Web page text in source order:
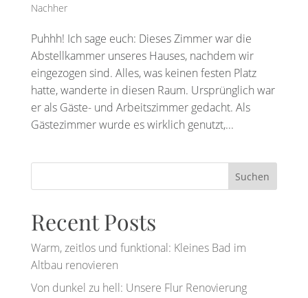
Nachher
Puhhh! Ich sage euch: Dieses Zimmer war die
Abstellkammer unseres Hauses, nachdem wir
eingezogen sind. Alles, was keinen festen Platz
hatte, wanderte in diesen Raum. Ursprünglich war
er als Gäste- und Arbeitszimmer gedacht. Als
Gästezimmer wurde es wirklich genutzt,...
Suchen
Recent Posts
Warm, zeitlos und funktional: Kleines Bad im
Altbau renovieren
Von dunkel zu hell: Unsere Flur Renovierung